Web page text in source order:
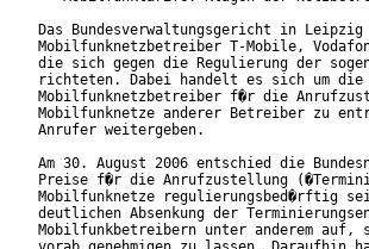
Das Bundesverwaltungsgericht in
Mobilfunknetzbetreiber T-Mobile,
die sich gegen die Regulierung der
richteten. Dabei handelt es sich um
Mobilfunknetzbetreiber f�r die
Mobilfunknetze anderer Betreiber zu
Anrufer weitergeben.
Am 30. August 2006 entschied die
Preise f�r die Anrufzustellung
Mobilfunknetze regulierungsbed�rftig
deutlichen Absenkung der
Mobilfunkbetreibern unter anderem